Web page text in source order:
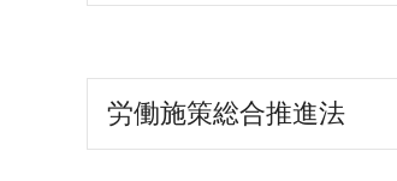
労働施策総合推進法